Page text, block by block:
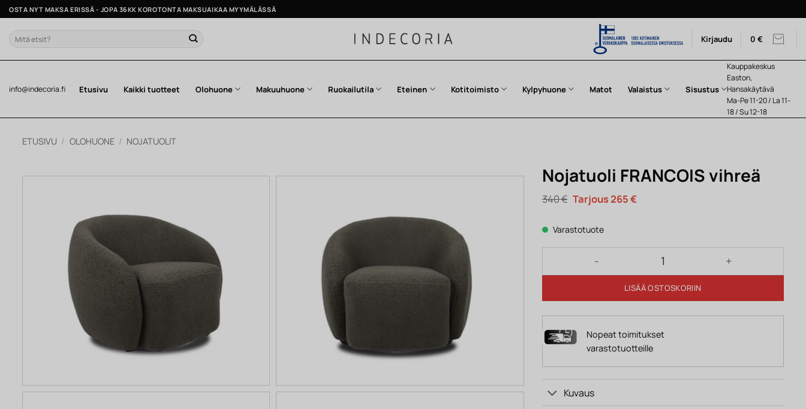
Skip
to
content
OSTA NYT MAKSA ERISSÄ - JOPA 36KK KOROTONTA MAKSUAIKAA MYYMÄLÄSSÄ
Etsi: Kirjaudu 0 €
info@indecoria.fi Etusivu Kaikki tuotteet Olohuone Makuuhuone Ruokailutila Eteinen Kotitoimisto Kylpyhuone Matot Valaistus Sisustus
Kauppakeskus
Easton,
Hansakäytävä
Ma-Pe 11-20 / La 11-
18 / Su 12-18
ETUSIVU / OLOHUONE / NOJATUOLIT
Nojatuoli FRANCOIS vihreä
340€ Alkuperäinen
hinta
340 €.
265€Nykyinen
Varastotuote
Nojatuoli FRANCOIS vihreä määrä
LISÄÄ OSTOSKORIIN
Nopeat toimitukset
varastotuotteille
Kuvaus